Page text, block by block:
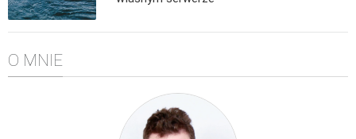
Algorytmy wyszukiwania
Inne
O MNIE